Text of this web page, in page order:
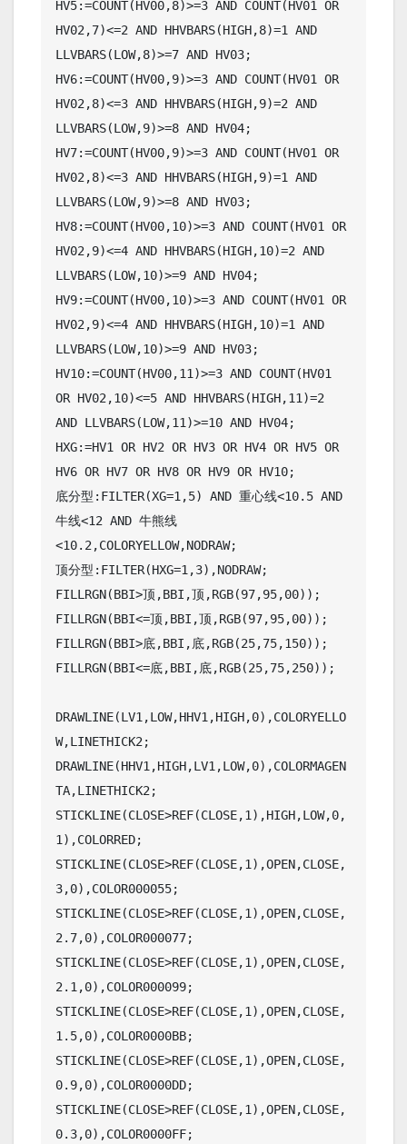
HV5:=COUNT(HV00,8)>=3 AND COUNT(HV01 OR
HV02,7)<=2 AND HHVBARS(HIGH,8)=1 AND
LLVBARS(LOW,8)>=7 AND HV03;
HV6:=COUNT(HV00,9)>=3 AND COUNT(HV01 OR
HV02,8)<=3 AND HHVBARS(HIGH,9)=2 AND
LLVBARS(LOW,9)>=8 AND HV04;
HV7:=COUNT(HV00,9)>=3 AND COUNT(HV01 OR
HV02,8)<=3 AND HHVBARS(HIGH,9)=1 AND
LLVBARS(LOW,9)>=8 AND HV03;
HV8:=COUNT(HV00,10)>=3 AND COUNT(HV01 OR
HV02,9)<=4 AND HHVBARS(HIGH,10)=2 AND
LLVBARS(LOW,10)>=9 AND HV04;
HV9:=COUNT(HV00,10)>=3 AND COUNT(HV01 OR
HV02,9)<=4 AND HHVBARS(HIGH,10)=1 AND
LLVBARS(LOW,10)>=9 AND HV03;
HV10:=COUNT(HV00,11)>=3 AND COUNT(HV01
OR HV02,10)<=5 AND HHVBARS(HIGH,11)=2
AND LLVBARS(LOW,11)>=10 AND HV04;
HXG:=HV1 OR HV2 OR HV3 OR HV4 OR HV5 OR
HV6 OR HV7 OR HV8 OR HV9 OR HV10;
底分型:FILTER(XG=1,5) AND 重心线<10.5 AND
牛线<12 AND 牛熊线
<10.2,COLORYELLOW,NODRAW;
顶分型:FILTER(HXG=1,3),NODRAW;
FILLRGN(BBI>顶,BBI,顶,RGB(97,95,00));
FILLRGN(BBI<=顶,BBI,顶,RGB(97,95,00));
FILLRGN(BBI>底,BBI,底,RGB(25,75,150));
FILLRGN(BBI<=底,BBI,底,RGB(25,75,250));
DRAWLINE(LV1,LOW,HHV1,HIGH,0),COLORYELLO
W,LINETHICK2;
DRAWLINE(HHV1,HIGH,LV1,LOW,0),COLORMAGEN
TA,LINETHICK2;
STICKLINE(CLOSE>REF(CLOSE,1),HIGH,LOW,0,
1),COLORRED;
STICKLINE(CLOSE>REF(CLOSE,1),OPEN,CLOSE,
3,0),COLOR000055;
STICKLINE(CLOSE>REF(CLOSE,1),OPEN,CLOSE,
2.7,0),COLOR000077;
STICKLINE(CLOSE>REF(CLOSE,1),OPEN,CLOSE,
2.1,0),COLOR000099;
STICKLINE(CLOSE>REF(CLOSE,1),OPEN,CLOSE,
1.5,0),COLOR0000BB;
STICKLINE(CLOSE>REF(CLOSE,1),OPEN,CLOSE,
0.9,0),COLOR0000DD;
STICKLINE(CLOSE>REF(CLOSE,1),OPEN,CLOSE,
0.3,0),COLOR0000FF;